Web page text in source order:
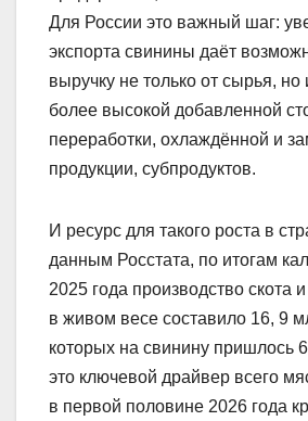
Для России это важный шаг:
экспорта свинины даёт
выручку не только от сырья, но
более высокой добавленной
переработки, охлаждённой и
продукции, субпродуктов.
И ресурс для такого роста в
данным Росстата, по итогам
2025 года производство скота
в живом весе составило 16, 9
которых на свинину пришлось
это ключевой драйвер всего
в первой половине 2026 года